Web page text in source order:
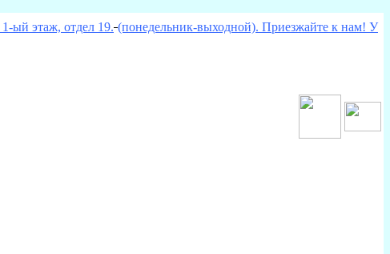
1-ый этаж, отдел 19. (понедельник-выходной). Приезжайте к нам! У